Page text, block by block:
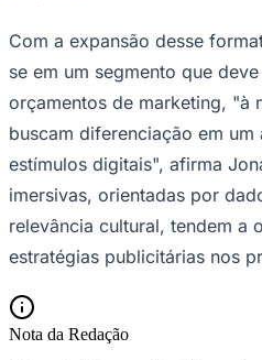
Palmeiras
Com a expansão desse
se em um segmento que
orçamentos de marketing, "à
buscam diferenciação em
estímulos digitais", afirma
imersivas, orientadas por
relevância cultural, tendem a
estratégias publicitárias nos
Nota da Redação